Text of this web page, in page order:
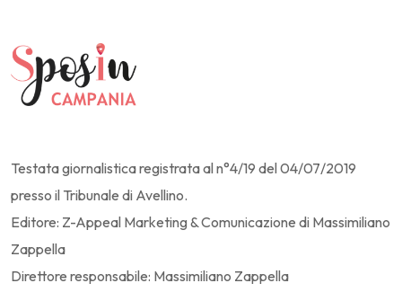
Testata giornalistica registrata al n°4/19 del 04/07/2019
presso il Tribunale di Avellino.
Editore: Z-Appeal Marketing & Comunicazione di Massimiliano
Zappella
Direttore responsabile: Massimiliano Zappella